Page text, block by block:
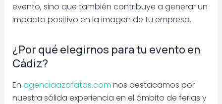
evento, sino que también contribuye a generar un
impacto positivo en la imagen de tu empresa.
¿Por qué elegirnos para tu evento en
Cádiz?
En agenciaazafatas.com nos destacamos por
nuestra sólida experiencia en el ámbito de ferias y